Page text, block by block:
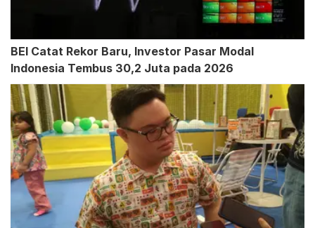
BEI Catat Rekor Baru, Investor Pasar Modal
Indonesia Tembus 30,2 Juta pada 2026